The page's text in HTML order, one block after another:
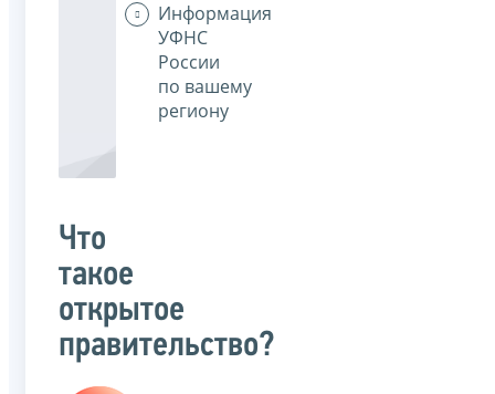
Информация
УФНС
России
по вашему
региону
Что
такое
открытое
правительство?